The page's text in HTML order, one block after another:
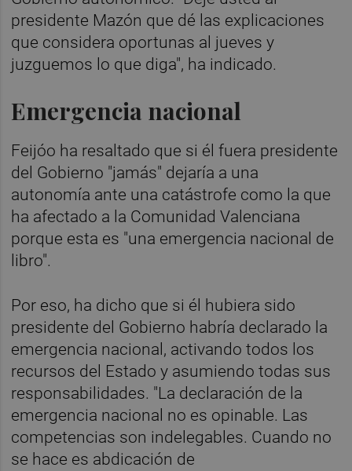
presidente Mazón que dé las explicaciones
que considera oportunas al jueves y
juzguemos lo que diga", ha indicado.
Emergencia nacional
Feijóo ha resaltado que si él fuera presidente
del Gobierno "jamás" dejaría a una
autonomía ante una catástrofe como la que
ha afectado a la Comunidad Valenciana
porque esta es "una emergencia nacional de
libro".
Por eso, ha dicho que si él hubiera sido
presidente del Gobierno habría declarado la
emergencia nacional, activando todos los
recursos del Estado y asumiendo todas sus
responsabilidades. "La declaración de la
emergencia nacional no es opinable. Las
competencias son indelegables. Cuando no
se hace es abdicación de